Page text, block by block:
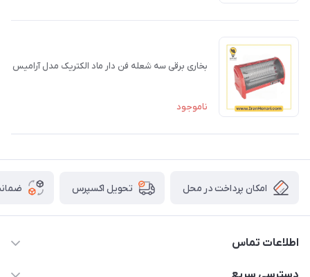
بخاری برقی سه شعله فن دار ماد الکتریک مدل آرامیس
ناموجود
امکان پرداخت در محل تحویل اکسپرس
اطلاعات تماس
۰۵۱-۳۵۱۴۸۰۰۰